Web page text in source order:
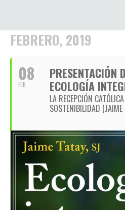
FEBRERO, 2019
08
FEB
PRESENTACIÓN
ECOLOGÍA
LA RECEPCIÓN
SOSTENIBILIDAD (JAIME